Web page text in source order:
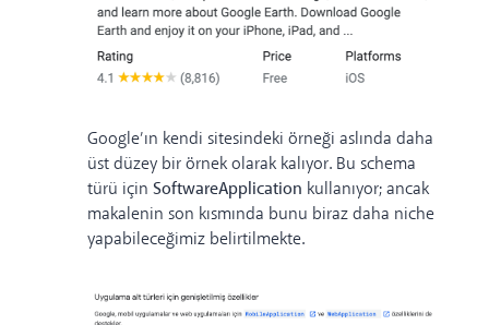
Google’ın kendi sitesindeki örneği aslında daha
üst düzey bir örnek olarak kalıyor. Bu schema
türü için SoftwareApplication kullanıyor; ancak
makalenin son kısmında bunu biraz daha niche
yapabileceğimiz belirtilmekte.